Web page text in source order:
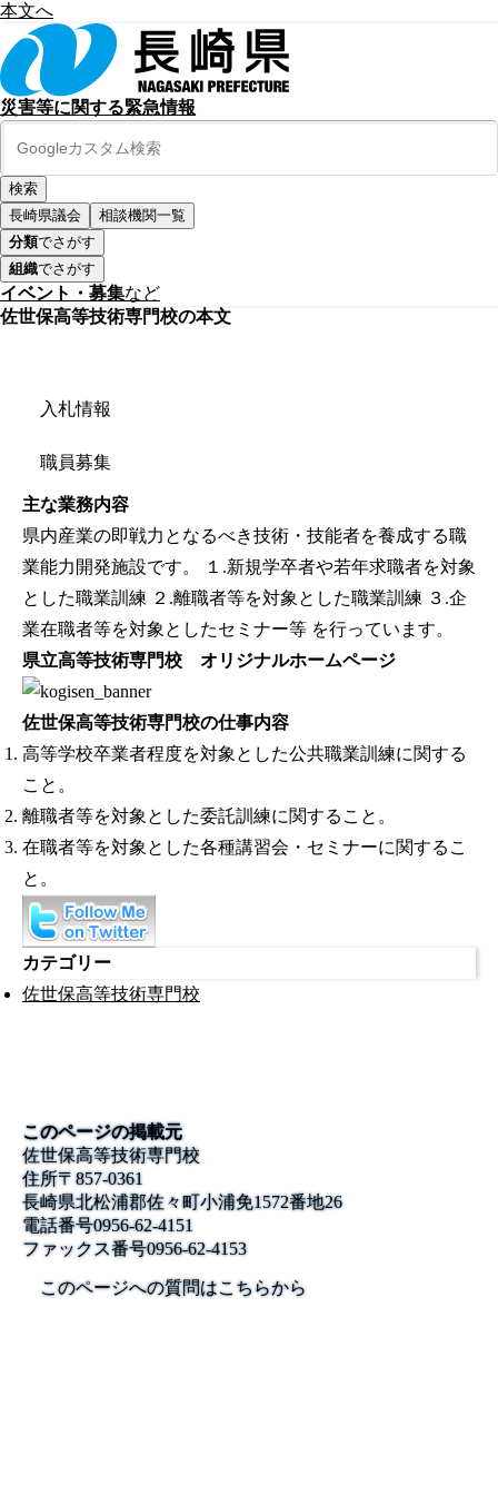
本文へ
災害等に関する緊急情報
長崎県議会
相談機関一覧
分類でさがす
組織でさがす
イベント・募集など
佐世保高等技術専門校の本文
入札情報
職員募集
主な業務内容
県内産業の即戦力となるべき技術・技能者を養成する職
業能力開発施設です。 １.新規学卒者や若年求職者を対象
とした職業訓練 ２.離職者等を対象とした職業訓練 ３.企
業在職者等を対象としたセミナー等 を行っています。
県立高等技術専門校 オリジナルホームページ
佐世保高等技術専門校の仕事内容
高等学校卒業者程度を対象とした公共職業訓練に関する
こと。
離職者等を対象とした委託訓練に関すること。
在職者等を対象とした各種講習会・セミナーに関するこ
と。
カテゴリー
佐世保高等技術専門校
このページの掲載元
佐世保高等技術専門校
住所〒857-0361
長崎県北松浦郡佐々町小浦免1572番地26
電話番号0956-62-4151
ファックス番号0956-62-4153
このページへの質問はこちらから